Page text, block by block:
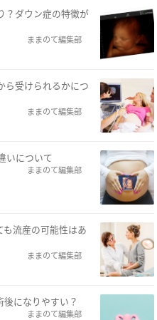
？ダウン症の特徴が
ままのて編集部
ら受けられるかにつ
ままのて編集部
いについて
ままのて編集部
も流産の可能性はあ
ままのて編集部
になりやすい？
ままのて編集部